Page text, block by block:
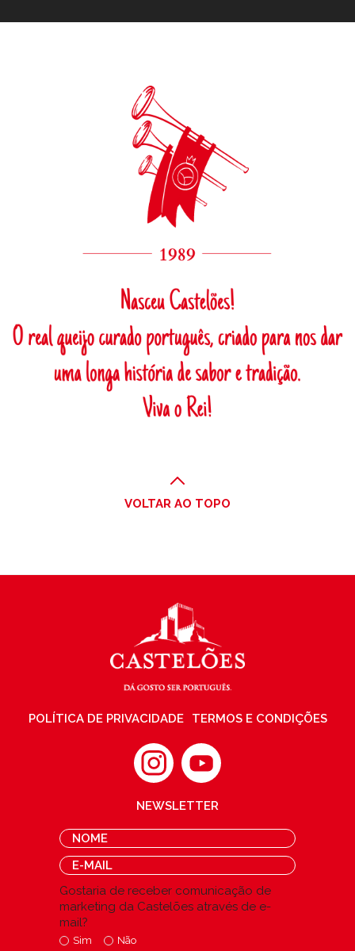
VOLTAR AO TOPO
POLÍTICA DE PRIVACIDADE TERMOS E CONDIÇÕES
NEWSLETTER
Gostaria de receber comunicação de
marketing da Castelões através de e-
mail?
Sim Não